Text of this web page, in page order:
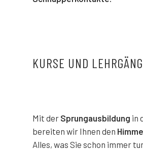
KURSE UND
Mit der Sprungausbildung in
bereiten wir Ihnen den
Alles, was Sie schon immer